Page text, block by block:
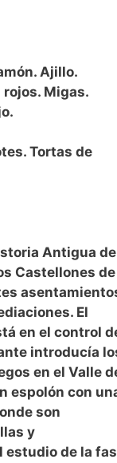
Ajillo.
Migas.
Tortas de
Antigua de
Castellones de
El
en el control
introducía
en el Valle
espolón con
son
y
estudio de la